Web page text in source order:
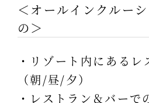
＜オールインクルー
の＞
・リゾート内にある
（朝/昼/夕）
・レストラン＆バーで